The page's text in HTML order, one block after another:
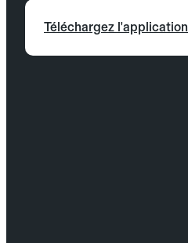
Téléchargez l'application